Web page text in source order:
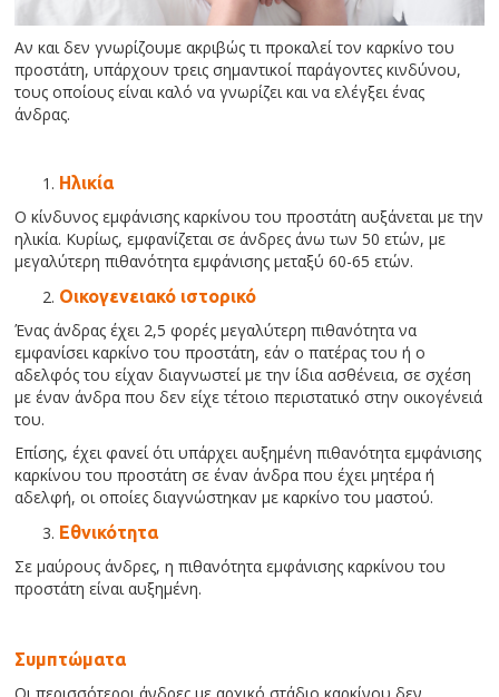
Αν και δεν γνωρίζουμε ακριβώς τι προκαλεί τον καρκίνο του
προστάτη, υπάρχουν τρεις σημαντικοί παράγοντες κινδύνου,
τους οποίους είναι καλό να γνωρίζει και να ελέγξει ένας
άνδρας.
Ηλικία
Ο κίνδυνος εμφάνισης καρκίνου του προστάτη αυξάνεται με την
ηλικία. Κυρίως, εμφανίζεται σε άνδρες άνω των 50 ετών, με
μεγαλύτερη πιθανότητα εμφάνισης μεταξύ 60-65 ετών.
Οικογενειακό ιστορικό
Ένας άνδρας έχει 2,5 φορές μεγαλύτερη πιθανότητα να
εμφανίσει καρκίνο του προστάτη, εάν ο πατέρας του ή ο
αδελφός του είχαν διαγνωστεί με την ίδια ασθένεια, σε σχέση
με έναν άνδρα που δεν είχε τέτοιο περιστατικό στην οικογένειά
του.
Επίσης, έχει φανεί ότι υπάρχει αυξημένη πιθανότητα εμφάνισης
καρκίνου του προστάτη σε έναν άνδρα που έχει μητέρα ή
αδελφή, οι οποίες διαγνώστηκαν με καρκίνο του μαστού.
Εθνικότητα
Σε μαύρους άνδρες, η πιθανότητα εμφάνισης καρκίνου του
προστάτη είναι αυξημένη.
Συμπτώματα